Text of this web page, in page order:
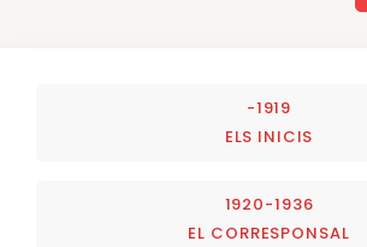
-1919
ELS INICIS
1920-1936
EL CORRESPONSAL